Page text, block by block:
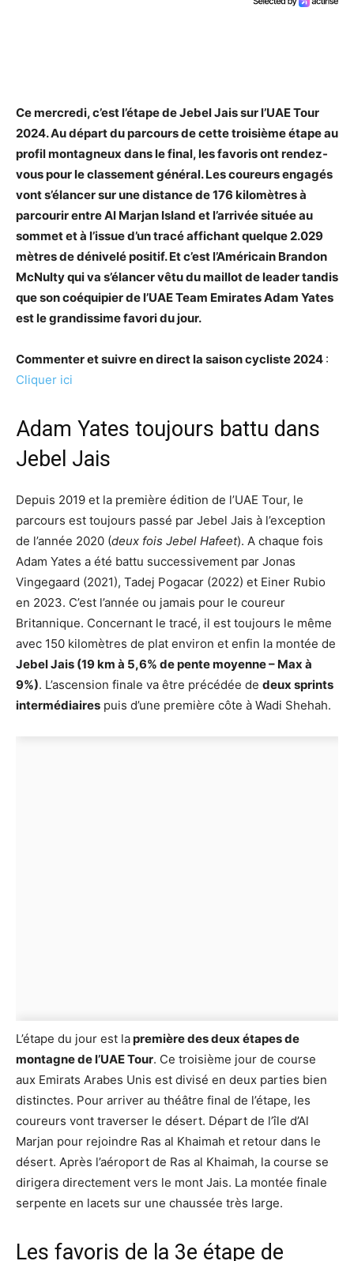
Ce mercredi, c’est l’étape de Jebel Jais sur l’UAE Tour
2024. Au départ du parcours de cette troisième étape au
profil montagneux dans le final, les favoris ont rendez-
vous pour le classement général. Les coureurs engagés
vont s’élancer sur une distance de 176 kilomètres à
parcourir entre Al Marjan Island et l’arrivée située au
sommet et à l’issue d’un tracé affichant quelque 2.029
mètres de dénivelé positif. Et c’est l’Américain Brandon
McNulty qui va s’élancer vêtu du maillot de leader tandis
que son coéquipier de l’UAE Team Emirates Adam Yates
est le grandissime favori du jour.
Commenter et suivre en direct la saison cycliste 2024 :
Cliquer ici
Adam Yates toujours battu dans
Jebel Jais
Depuis 2019 et la première édition de l’UAE Tour, le
parcours est toujours passé par Jebel Jais à l’exception
de l’année 2020 (deux fois Jebel Hafeet). A chaque fois
Adam Yates a été battu successivement par Jonas
Vingegaard (2021), Tadej Pogacar (2022) et Einer Rubio
en 2023. C’est l’année ou jamais pour le coureur
Britannique. Concernant le tracé, il est toujours le même
avec 150 kilomètres de plat environ et enfin la montée de
Jebel Jais (19 km à 5,6% de pente moyenne – Max à
9%). L’ascension finale va être précédée de deux sprints
intermédiaires puis d’une première côte à Wadi Shehah.
L’étape du jour est lapremière des deux étapes de
montagne de l’UAE Tour. Ce troisième jour de course
aux Emirats Arabes Unis est divisé en deux parties bien
distinctes. Pour arriver au théâtre final de l’étape, les
coureurs vont traverser le désert. Départ de l’île d’Al
Marjan pour rejoindre Ras al Khaimah et retour dans le
désert. Après l’aéroport de Ras al Khaimah, la course se
dirigera directement vers le mont Jais. La montée finale
serpente en lacets sur une chaussée très large.
Les favoris de la 3e étape de